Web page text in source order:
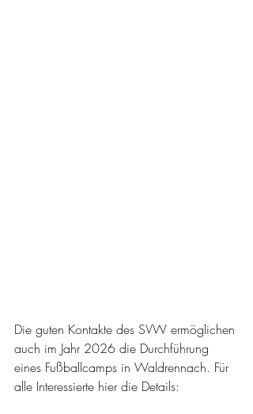
Die guten Kontakte des SVW ermöglichen
auch im Jahr 2026 die Durchführung
eines Fußballcamps in Waldrennach. Für
alle Interessierte hier die Details: